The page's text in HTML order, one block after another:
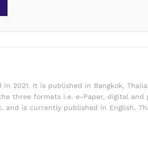
2021. It is published in Bangkok,
three formats i.e. e-Paper, digital and
and is currently published in English,